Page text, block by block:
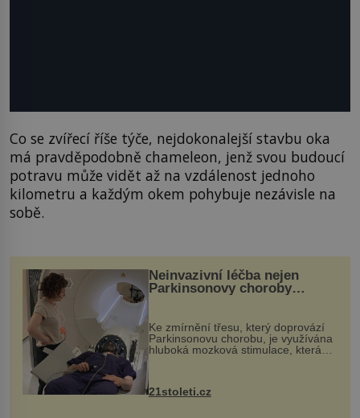
Co se zvířecí říše týče, nejdokonalejší stavbu oka
má pravděpodobně chameleon, jenž svou budoucí
potravu může vidět až na vzdálenost jednoho
kilometru a každým okem pohybuje nezávisle na
sobě.
Neinvazivní léčba nejen
Parkinsonovy choroby
Ke zmírnění třesu, který doprovází
Parkinsonovu chorobu, je využívána
hluboká mozková stimulace, která
však vyžaduje vysoce invazivní
zákrok. Ultrazvuk zase není vhodný
k dostatečně přesnému zacílení ...
21stoleti.cz